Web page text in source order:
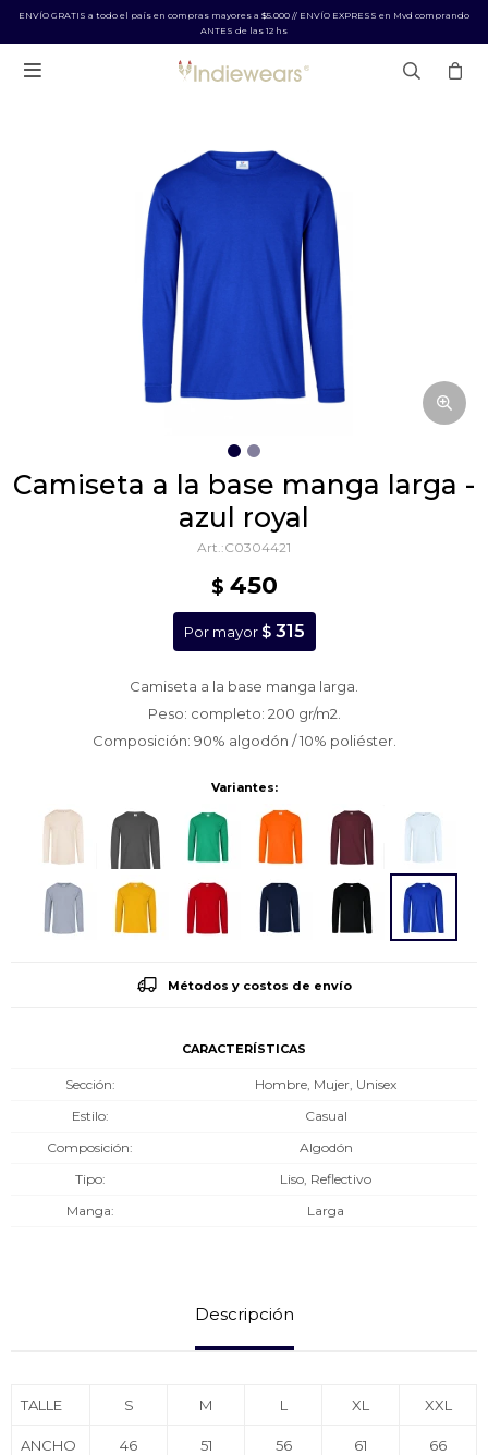
ENVÍO GRATIS a todo el país en compras mayores a $5.000 // ENVÍO EXPRESS en Mvd comprando
ANTES de las 12 hs

camiseta a la base manga larga -
azul royal
C0304421
$ 450
Por mayor $ 315
Camiseta a la base manga larga.
Peso: completo: 200 gr/m2.
Composición: 90% algodón / 10% poliéster.
Variantes:
Métodos y costos de envío
CARACTERÍSTICAS
Sección
Hombre, Mujer, Unisex
Estilo
Casual
Composición
Algodón
Tipo
Liso, Reflectivo
Manga
Larga
Descripción
TALLE S M L XL XXL
ANCHO 46 51 56 61 66